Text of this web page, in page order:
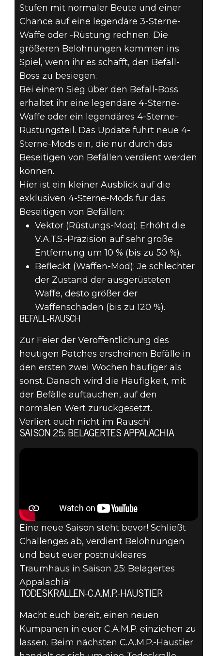
Stufen mit normaler Beute und einer
Chance auf eine legendäre 3-Sterne-
Waffe oder -Rüstung rechnen. Die
größeren Belohnungen kommen ins
Spiel, wenn ihr es schafft, den Befall-
Boss zu besiegen.
Bei einem Sieg über den Befall-Boss
erhaltet ihr eine legendäre 4-Sterne-
Waffe oder ein legendäres 4-Sterne-
Rüstungsteil. Das Update führt neue 4-
Sterne-Mods ein, die nur durch das
Beseitigen von Befällen verdient werden
können.
Hier ist ein kleiner Ausblick auf die
exklusiven 4-Sterne-Mods für das
Beseitigen von Befällen:
Vektor (Rüstungs-Mod): Erhöht die
V.A.T.S.-Präzision auf sehr große
Entfernung um 10 % (bis zu 50 %).
Befleckt (Waffen-Mod): Je schlechter
der Zustand der ausgerüsteten
Waffe, desto größer der
Waffenschaden (bis zu 120 %).
BEFALL-RAUSCH
Zur Feier der Veröffentlichung des
heutigen Patches erscheinen Befälle in
den ersten zwei Wochen häufiger als
sonst. Danach wird die Häufigkeit, mit
der Befälle auftauchen, auf den
normalen Wert zurückgesetzt.
Verliert euch nicht im Rausch!
SAISON 25: BELAGERTES APPALACHIA
Eine neue Saison steht bevor! Schließt
Challenges ab, verdient Belohnungen
und baut euer postnukleares
Traumhaus in Saison 25: Belagertes
Appalachia!
TODESKRALLEN-C.A.M.P.-HAUSTIER
Macht euch bereit, einen neuen
Kumpanen in euer C.A.M.P. einziehen zu
lassen. Beim nächsten C.A.M.P.-Haustier